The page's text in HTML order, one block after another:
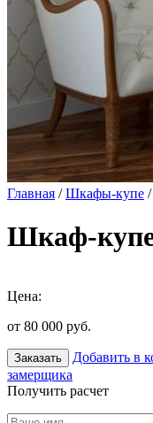
Главная /Шкафы-купе /
Шкаф-
Цена:
от 80 000 руб.
Заказать Добавить в
замерщика
Получить расчет